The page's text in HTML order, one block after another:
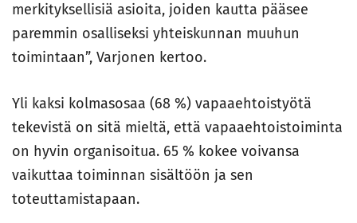
merkityksellisiä asioita, joiden kautta pääsee
paremmin osalliseksi yhteiskunnan muuhun
toimintaan”, Varjonen kertoo.
Yli kaksi kolmasosaa (68 %) vapaaehtoistyötä
tekevistä on sitä mieltä, että vapaaehtoistoiminta
on hyvin organisoitua. 65 % kokee voivansa
vaikuttaa toiminnan sisältöön ja sen
toteuttamistapaan.